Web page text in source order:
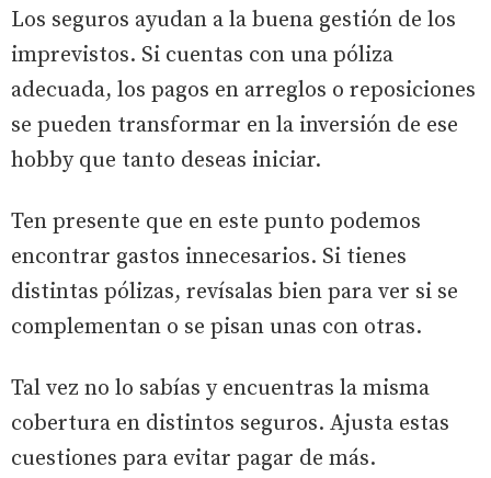
Los seguros ayudan a la buena gestión de los
imprevistos. Si cuentas con una póliza
adecuada, los pagos en arreglos o reposiciones
se pueden transformar en la inversión de ese
hobby que tanto deseas iniciar.
Ten presente que en este punto podemos
encontrar gastos innecesarios. Si tienes
distintas pólizas, revísalas bien para ver si se
complementan o se pisan unas con otras.
Tal vez no lo sabías y encuentras la misma
cobertura en distintos seguros. Ajusta estas
cuestiones para evitar pagar de más.